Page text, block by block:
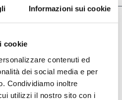
Informazioni sui cookie
cookie
contenuti ed
dei social media e per
Condividiamo inoltre
utilizzi il nostro sito con i
dell'ONU sulle
al regime
del Sud Africa
- 1988) (pdf, 335.36 KB)